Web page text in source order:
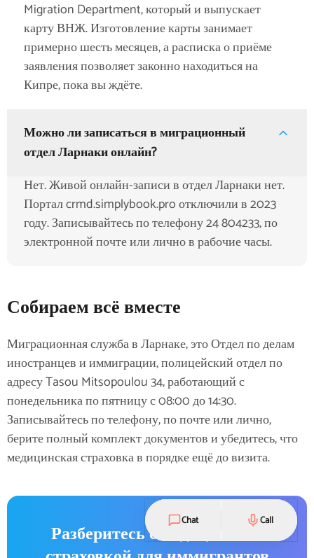
Migration Department, который и выпускает
карту ВНЖ. Изготовление карты занимает
примерно шесть месяцев, а расписка о приёме
заявления позволяет законно находиться на
Кипре, пока вы ждёте.
Можно ли записаться в миграционный
отдел Ларнаки онлайн?
Нет. Живой онлайн-записи в отдел Ларнаки нет.
Портал crmd.simplybook.pro отключили в 2023
году. Записывайтесь по телефону 24 804233, по
электронной почте или лично в рабочие часы.
Собираем всё вместе
Миграционная служба в Ларнаке, это Отдел по делам
иностранцев и иммиграции, полицейский отдел по
адресу Tasou Mitsopoulou 34, работающий с
понедельника по пятницу с 08:00 до 14:30.
Записывайтесь по телефону, по почте или лично,
берите полный комплект документов и убедитесь, что
медицинская страховка в порядке ещё до визита.
Разберитесь с медицинской
Chat Call